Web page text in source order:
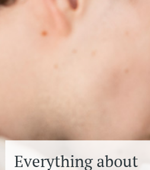
Everything about